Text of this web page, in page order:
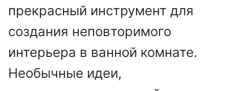
прекрасный инструмент для
создания неповторимого
интерьера в ванной комнате.
Необычные идеи,